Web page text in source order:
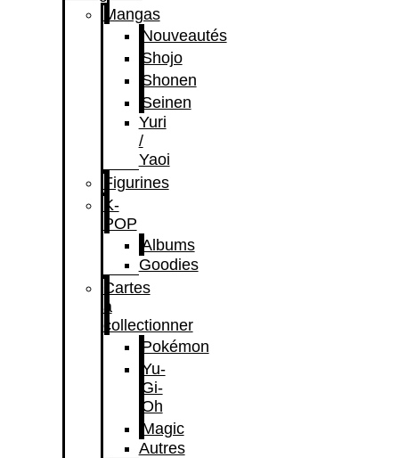
Mangas
Nouveautés
Shojo
Shonen
Seinen
Yuri
/
Yaoi
Figurines
K-
POP
Albums
Goodies
Cartes
à
collectionner
Pokémon
Yu-
Gi-
Oh
Magic
Autres